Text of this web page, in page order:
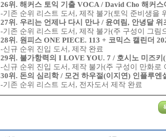
26위. 해커스 토익 기출 VOCA / David Cho 해커스
-기존 순위 리스트 도서, 제작 불가(토익 준비생을
27위. 우리는 언제나 다시 만나 / 윤여림, 안녕달 위
-기존 순위 리스트 도서, 제작 불가(주 구성이 그림
28위. 원피스 ONE PIECE. 113 + 코믹스 캘린더
-신규 순위 진입 도서, 제작 완료
29위. 불가항력의 I LOVE YOU. 7 / 호시노 미즈
-신규 순위 진입 도서, 제작 불가(주 구성이 만화로
30위. 돈의 심리학 / 모건 하우절(이지연) 인플루엔
-기존 순위 리스트 도서, 전자도서 제작 완료